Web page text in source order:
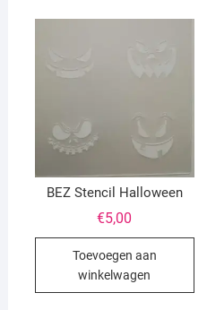
BEZ Stencil Halloween
€5,00
Toevoegen aan
winkelwagen